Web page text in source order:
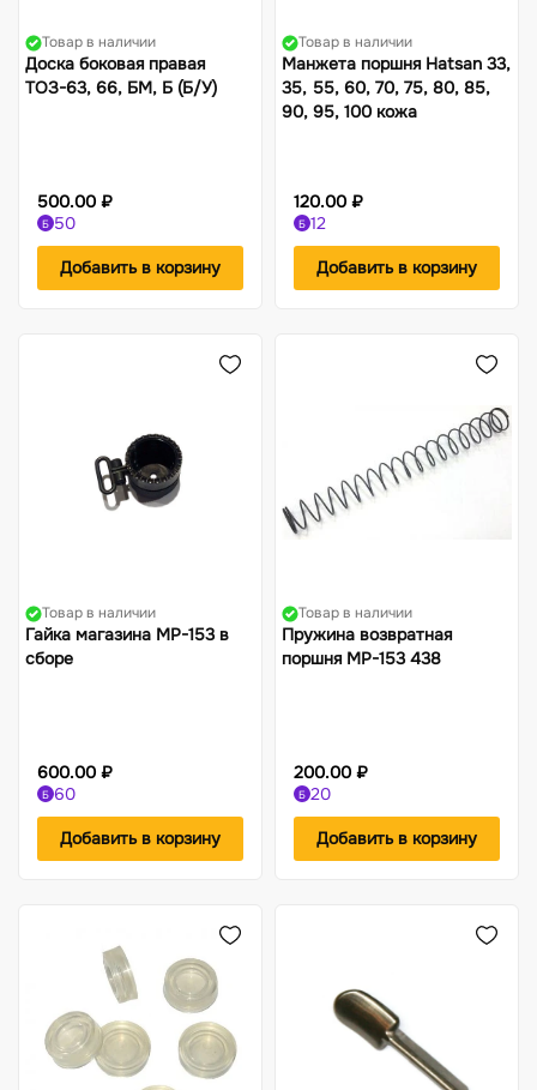
Товар в наличии
Доска боковая правая
ТОЗ-63, 66, БМ, Б (Б/У)
500.00 ₽
Б 50
Добавить в корзину
Товар в наличии
Манжета поршня Hatsan 33,
35, 55, 60, 70, 75, 80, 85,
90, 95, 100 кожа
120.00 ₽
Б 12
Добавить в корзину
Товар в наличии
Гайка магазина МР-153 в
сборе
600.00 ₽
Б 60
Добавить в корзину
Товар в наличии
Пружина возвратная
поршня МР-153 438
200.00 ₽
Б 20
Добавить в корзину